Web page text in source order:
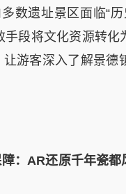
遗址景区面临“历
段将文化资源转
游客深入了解景德
： AR还原千年瓷都